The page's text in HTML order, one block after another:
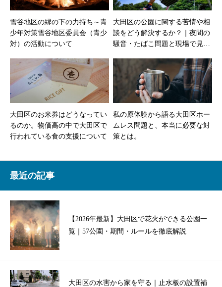
雪谷地区の縁の下の力持ち～青
少年対策雪谷地区委員会（青少
対）の活動について
大田区の公園に関する苦情や相
談をどう解決するか？｜夜間の
騒音・たばこ問題と現場で見え
大田区のお米券はどうなってい
るのか。物価高の中で大田区で
行われている食の支援について
私の原体験から語る大田区ホー
ムレス問題と、本当に必要な対
策とは。
最近の記事
【2026年最新】大田区で花火ができる公園一
覧｜57公園・期間・ルールを徹底解説
大田区の水害から家を守る｜止水板の設置補